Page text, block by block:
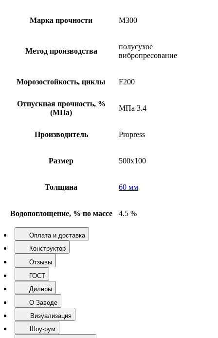
Марка прочности М300
Метод производства
полусухое
вибропресование
Морозостойкость, циклы F200
Отпускная прочность, %
(МПа)
МПа 3.4
Производитель Propress
Размер 500х100
Толщина 60 мм
Водопоглощение, % по массе 4.5 %
Оплата и доставка
Конструктор
Отзывы
ГОСТ
Дилеры
О Заводе
Визуализация
Шоу-рум